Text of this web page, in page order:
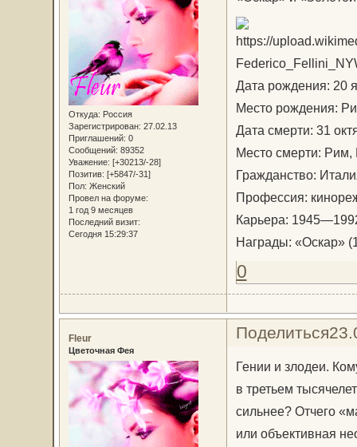
Откуда: Россия
Зарегистрирован: 27.02.13
Приглашений: 0
Сообщений: 89352
Уважение: [+30213/-28]
Позитив: [+5847/-31]
Пол: Женский
Провел на форуме:
1 год 9 месяцев
Последний визит:
Сегодня 15:29:37
Дата рождения: 20
Место рождения:
Дата смерти: 31
Место смерти: Рим,
Гражданство:
Профессия:
Карьера:
Награды: «Оскар»
0
Поделиться
Fleur
Цветочная Фея
Гении и злодеи.
в третьем
сильнее? Отчего
или объективная